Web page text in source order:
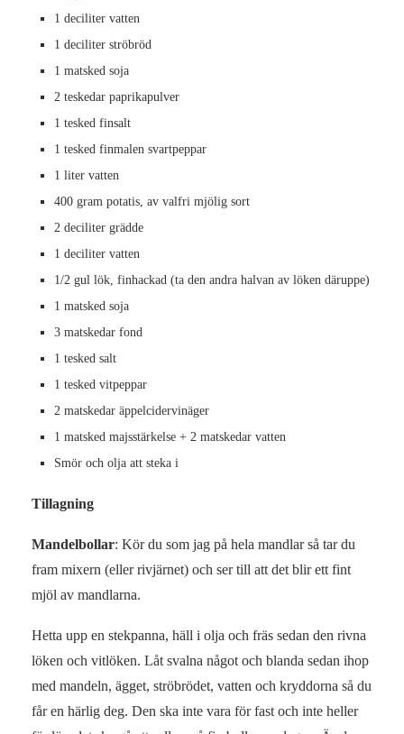
1 deciliter vatten
1 deciliter ströbröd
1 matsked soja
2 teskedar paprikapulver
1 tesked finsalt
1 tesked finmalen svartpeppar
1 liter vatten
400 gram potatis, av valfri mjölig sort
2 deciliter grädde
1 deciliter vatten
1/2 gul lök, finhackad (ta den andra halvan av löken däruppe)
1 matsked soja
3 matskedar fond
1 tesked salt
1 tesked vitpeppar
2 matskedar äppelcidervinäger
1 matsked majsstärkelse + 2 matskedar vatten
Smör och olja att steka i
Tillagning
Mandelbollar: Kör du som jag på hela mandlar så tar du
fram mixern (eller rivjärnet) och ser till att det blir ett fint
mjöl av mandlarna.
Hetta upp en stekpanna, häll i olja och fräs sedan den rivna
löken och vitlöken. Låt svalna något och blanda sedan ihop
med mandeln, ägget, ströbrödet, vatten och kryddorna så du
får en härlig deg. Den ska inte vara för fast och inte heller